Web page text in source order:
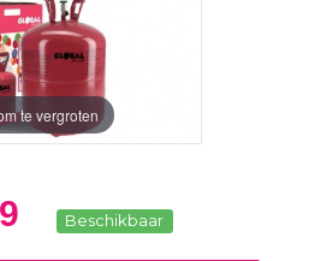
te vergroten
Beschikbaar